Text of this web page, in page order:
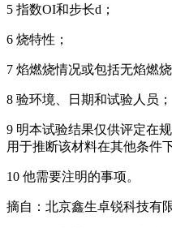
5 指数OI和步长d；
6 烧特性；
7 焰燃烧情况或包括无焰燃
8 验环境、日期和试验人员；
9 明本试验结果仅供评定在
用于推断该材料在其他条件
10 他需要注明的事项。
摘自：北京鑫生卓锐科技有